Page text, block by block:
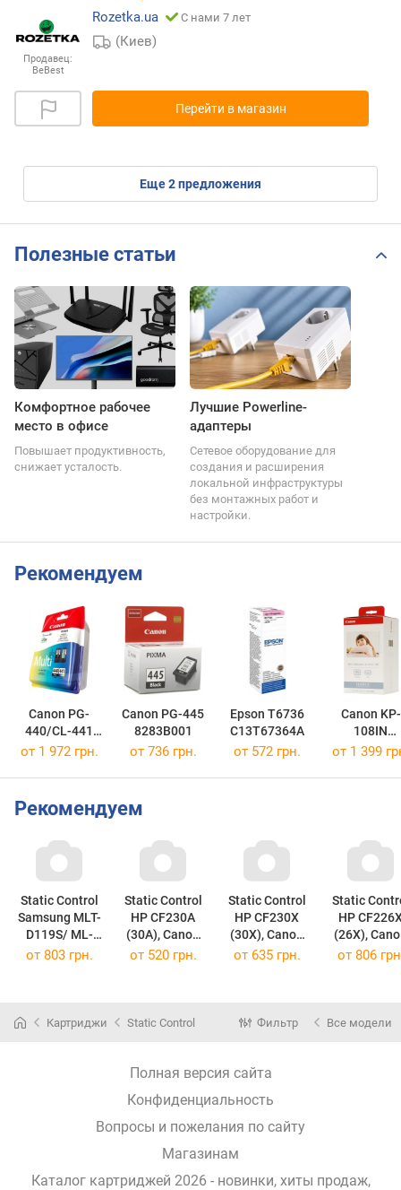
Продавец:
BeBest
Rozetka.ua
С нами 7 лет
(Киев)
Перейти в магазин
eще2предложения
Полезные статьи
Комфортное рабочее
место в офисе
Повышает продуктивность,
снижает усталость.
Лучшие Powerline-
адаптеры
Сетевое оборудование для
создания и расширения
локальной инфраструктуры
без монтажных работ и
настройки.
Рекомендуем
Canon PG-
440/CL-441
MULTI
Canon PG-445
8283B001
Epson T6736
C13T67364A
Canon KP-
108IN
3115B001
от 1 972 грн. от 736 грн. от 572 грн. от 1 399
Рекомендуем
Static Control
Samsung MLT-
D119S/ ML-
1610D2/ML-
02LD119SSEE
Static Control
HP CF230A
(30A), Canon
051 Parrot 002-
Static Control
HP CF230X
(30X), Canon
051H Parrot
LF230XU)
Static
HP
(26X),
052H
LF226XU)
от 803 грн. от 520 грн. от 635 грн. от 806
Картриджи Static Control Фильтр Все модели
Полная версия сайта
Конфиденциальность
Вопросы и пожелания по сайту
Магазинам
Каталог картриджей 2026 - новинки, хиты продаж,